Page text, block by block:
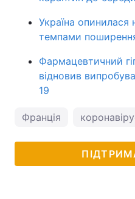
Україна опинилася
темпами
Фармацевтичний
відновив
19
Франція